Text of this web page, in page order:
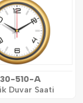
510-A
Duvar Saati